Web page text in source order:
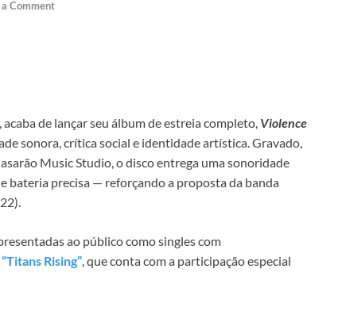
a Comment
acaba de lançar seu álbum de estreia completo, Violence
sonora, crítica social e identidade artística. Gravado,
Music Studio, o disco entrega uma sonoridade
bateria precisa — reforçando a proposta da banda
ao público como singles com
“Titans Rising”, que conta com a participação especial